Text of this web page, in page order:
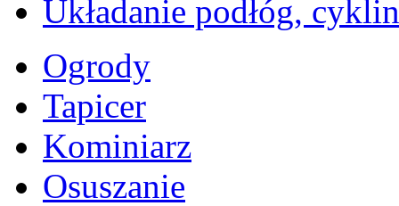
Układanie podłóg,
Ogrody
Tapicer
Kominiarz
Osuszanie